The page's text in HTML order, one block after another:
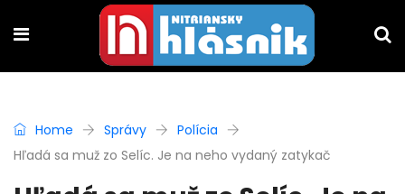
Home Správy
Polícia
Hľadá sa muž zo Selíc. Je na neho vydaný zatykač